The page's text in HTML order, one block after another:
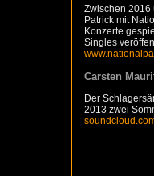
Zwischen 2016
Patrick mit
Konzerte
Singles
Carsten
Der
2013 zwei